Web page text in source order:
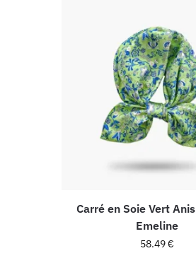
Carré en Soie Vert
Emeline
58.49€